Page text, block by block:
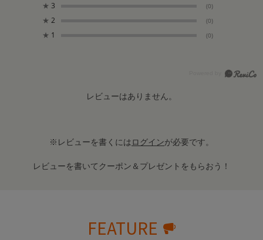
★ 3 (0)
★ 2 (0)
★ 1 (0)
レビューはありません。
※レビューを書くにはログインが必要です。
レビューを書いてクーポン＆プレゼントをもらおう！
FEATURE